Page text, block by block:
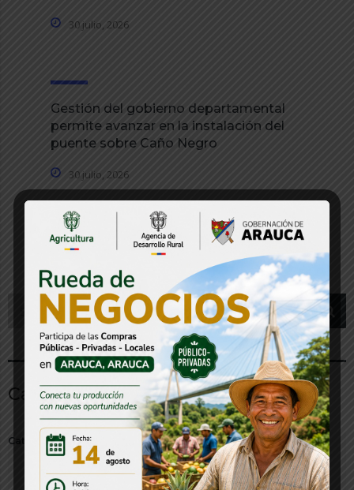
30 julio, 2026
Gestión del gobierno departamental
permite avanzar en la instalación del
puente sobre Caño Negro
30 julio, 2026
Más entradas
Categorías
Categorías
Audios y Multimedia